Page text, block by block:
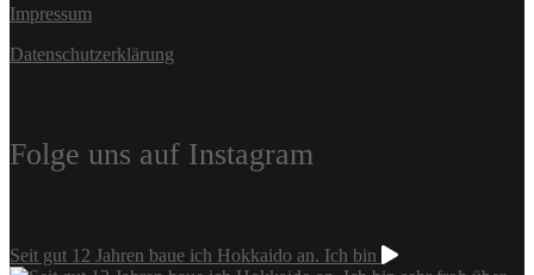
Impressum
Datenschutzerklärung
Folge uns auf Instagram
Seit gut 12 Jahren baue ich Hokkaido an. Ich bin